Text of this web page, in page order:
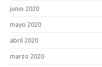
junio 2020
mayo 2020
abril 2020
marzo 2020